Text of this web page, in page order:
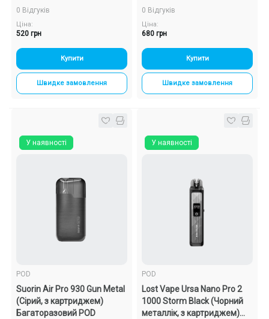
0 Відгуків
Ціна:
520 грн
Купити
Швидке замовлення
0 Відгуків
Ціна:
680 грн
Купити
Швидке замовлення
У наявності
POD
Suorin Air Pro 930 Gun Metal
(Сірий, з картриджем)
Багаторазовий POD
У наявності
POD
Lost Vape Ursa Nano Pro 2
1000 Storm Black (Чорний
металлік, з картриджем)